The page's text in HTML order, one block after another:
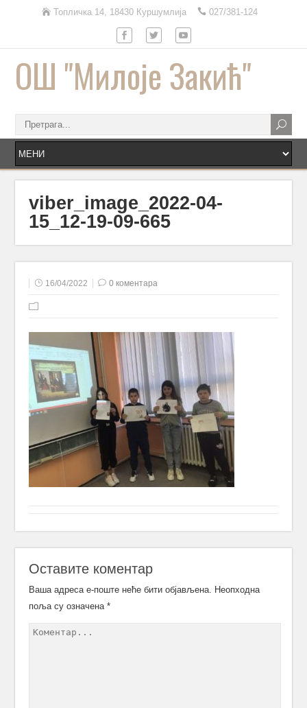
Топличка 14, 18430 Куршумлија 027/381-124
ОШ "Милоје Закић"
viber_image_2022-04-
15_12-19-09-665
16/04/2022 0 коментара
Оставите коментар
Ваша адреса е-поште неће бити објављена. Неопходна
поља су означена*